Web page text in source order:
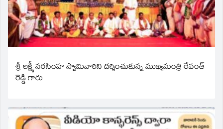
శ్రీ లక్ష్మీ నరసింహ స్వామివారిని దర్శించుకున్న ముఖ్యమంత్రి రేవంత్
రెడ్డి గారు